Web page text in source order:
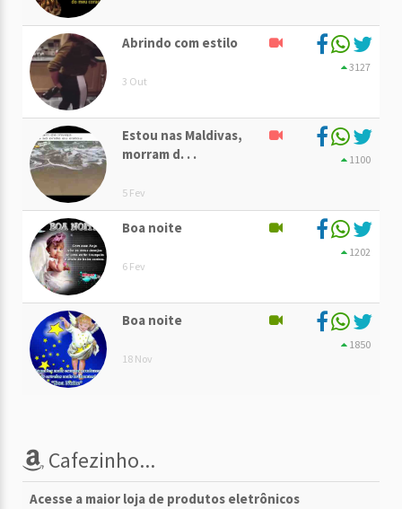
Abrindo com estilo
3 Out
3127
Estou nas Maldivas,
morram d. . .
5 Fev
1100
Boa noite
6 Fev
1202
Boa noite
18 Nov
1850
Cafezinho...
Acesse a maior loja de produtos eletrônicos